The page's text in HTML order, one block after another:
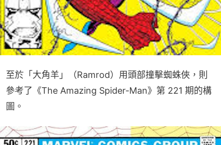
至於「大角羊」（Ramrod）用頭部撞擊蜘蛛俠，則
參考了《The Amazing Spider-Man》第 221 期的構
圖。